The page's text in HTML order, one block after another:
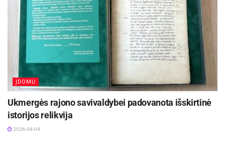
ĮDOMU
Ukmergės rajono savivaldybei padovanota išskirtinė
istorijos relikvija
2026-08-04